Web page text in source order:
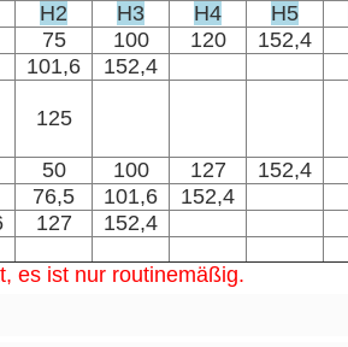
H2 H3 H4 H5
75 100 120
152,4
101,6 152,4
125
50 100 127
152,4
76,5 101,6
152,4
127 152,4
es ist nur routinemäßig.